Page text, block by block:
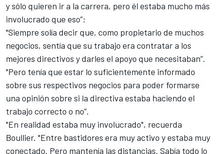
y sólo quieren ir a la carrera, pero él estaba mucho más
involucrado que eso”:
"Siempre solía decir que, como propietario de muchos
negocios, sentía que su trabajo era contratar a los
mejores directivos y darles el apoyo que necesitaban”.
"Pero tenía que estar lo suficientemente informado
sobre sus respectivos negocios para poder formarse
una opinión sobre si la directiva estaba haciendo el
trabajo correcto o no”.
"En realidad estaba muy involucrado", recuerda
Boullier. "Entre bastidores era muy activo y estaba muy
conectado. Pero mantenía las distancias. Sabía todo lo